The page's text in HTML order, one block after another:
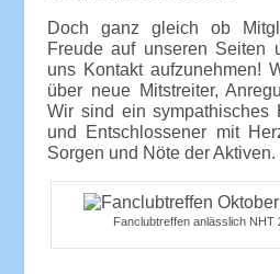
Doch ganz gleich ob
Freude auf unseren Seiten
uns Kontakt aufzunehmen!
über neue Mitstreiter,
Wir sind ein sympathisches
und Entschlossener mit
Sorgen und Nöte der Aktiven.
Fanclubtreffen anlässlich NHT